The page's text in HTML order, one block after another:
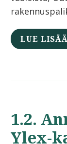
LUE LISÄÄ
1.2.
Ylex-